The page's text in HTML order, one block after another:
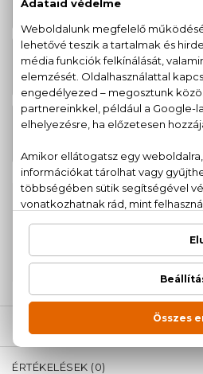
Aloe Vera
100% eredeti termékek,14
Kérdésed van, elakadtál? Hívd
20 779 1924
ÉRTÉKELÉSEK (0)